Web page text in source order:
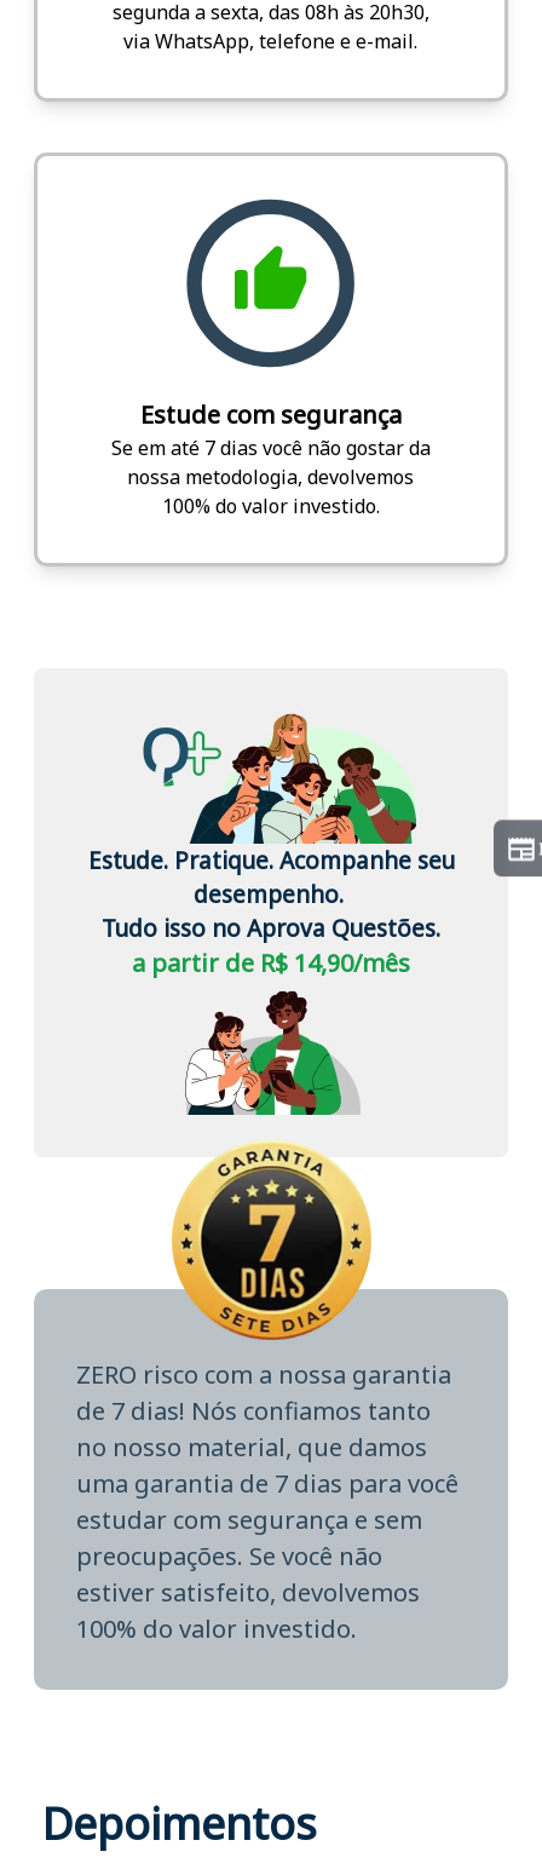
segunda a sexta, das 08h às 20h30,
via WhatsApp, telefone e e-mail.
Estude com segurança
Se em até 7 dias você não gostar da
nossa metodologia, devolvemos
100% do valor investido.
Estude. Pratique. Acompanhe seu
desempenho.
Tudo isso no Aprova Questões.
a partir de R$ 14,90/mês
ZERO risco com a nossa garantia
de 7 dias! Nós confiamos tanto
no nosso material, que damos
uma garantia de 7 dias para você
estudar com segurança e sem
preocupações. Se você não
estiver satisfeito, devolvemos
100% do valor investido.
Depoimentos